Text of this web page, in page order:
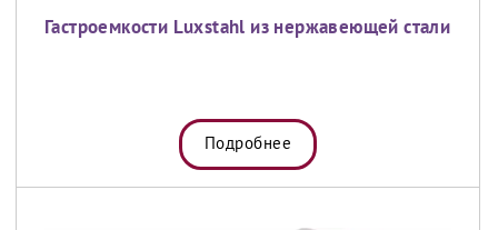
Гастроемкости Luxstahl из нержавеющей стали
Подробнее